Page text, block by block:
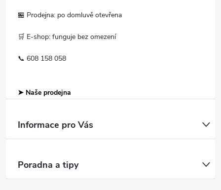
🏪 Prodejna: po domluvě otevřena
🛒 E-shop: funguje bez omezení
📞 608 158 058
➤ Naše prodejna
Informace pro Vás
Poradna a tipy